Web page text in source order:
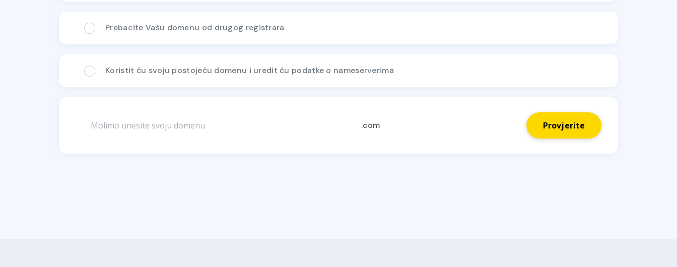
Prebacite Vašu domenu od drugog registrara
Koristit ću svoju postojeću domenu i uredit ću podatke o nameserverima
Provjerite